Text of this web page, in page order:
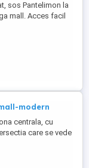
sos Pantelimon la
mall. Acces facil
cu utilitatile
recent
modern
centrala, cu
care se vede
Bloc
angajate si cu
de